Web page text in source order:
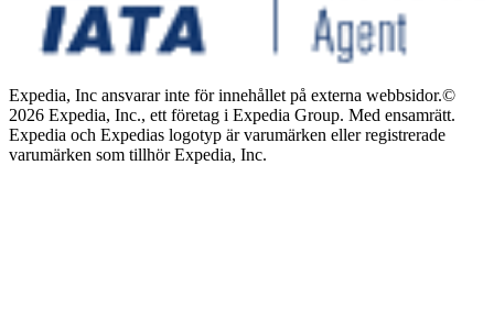
Expedia, Inc ansvarar inte för innehållet på externa webbsidor.©
2026 Expedia, Inc., ett företag i Expedia Group. Med ensamrätt.
Expedia och Expedias logotyp är varumärken eller registrerade
varumärken som tillhör Expedia, Inc.